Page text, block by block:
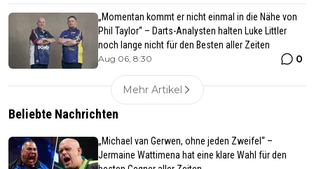
„Momentan kommt er nicht einmal in die Nähe von
Phil Taylor“ – Darts-Analysten halten Luke Littler
noch lange nicht für den Besten aller Zeiten
Aug 06, 8:30 0
Mehr Artikel
Beliebte Nachrichten
„Michael van Gerwen, ohne jeden Zweifel“ –
Jermaine Wattimena hat eine klare Wahl für den